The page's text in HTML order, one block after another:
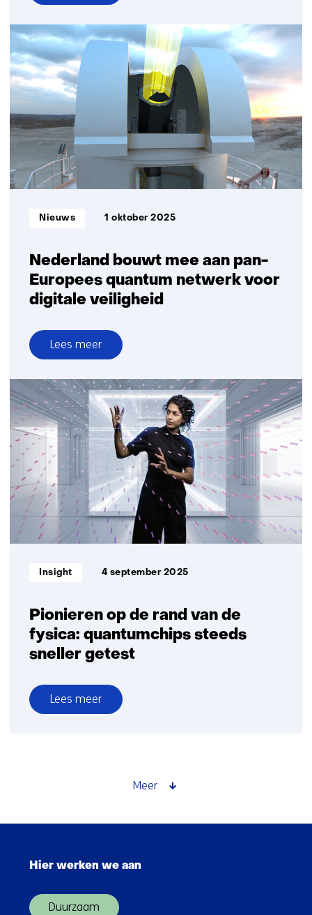
over
TNO
en
Quobly
bundelen
krachten
silicon‑gebaseerde
quantumtechnologie
te
industrialiseren
Nederland bouwt mee aan pan-
Europees quantum netwerk voor
digitale veiligheid
Informatietype:
Nieuws 1 oktober 2025
Lees meer
over
Nederland
bouwt
mee
aan
pan-
Europees
quantum
netwerk
voor
digitale
veiligheid
Pionieren op de rand van de
fysica: quantumchips steeds
sneller getest
Informatietype:
Insight 4 september 2025
Lees meer
over
steeds
getest
Meer
Hier werken we aan
Duurzaam